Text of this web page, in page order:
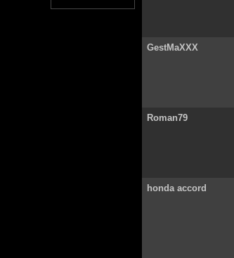
GestMaXXX
Roman79
honda accord